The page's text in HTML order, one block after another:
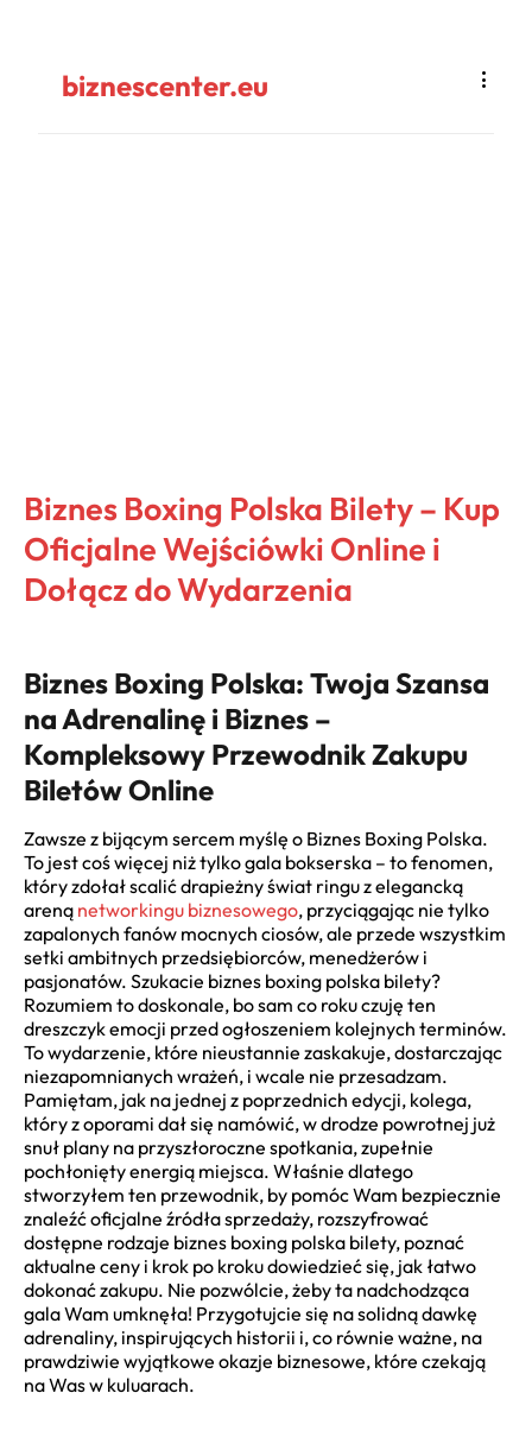
biznescenter.eu
Biznes Boxing Polska Bilety – Kup
Oficjalne Wejściówki Online i
Dołącz do Wydarzenia
Biznes Boxing Polska: Twoja Szansa
na Adrenalinę i Biznes –
Kompleksowy Przewodnik Zakupu
Biletów Online
Zawsze z bijącym sercem myślę o Biznes Boxing Polska.
To jest coś więcej niż tylko gala bokserska – to fenomen,
który zdołał scalić drapieżny świat ringu z elegancką
areną networkingu biznesowego, przyciągając nie tylko
zapalonych fanów mocnych ciosów, ale przede wszystkim
setki ambitnych przedsiębiorców, menedżerów i
pasjonatów. Szukacie biznes boxing polska bilety?
Rozumiem to doskonale, bo sam co roku czuję ten
dreszczyk emocji przed ogłoszeniem kolejnych terminów.
To wydarzenie, które nieustannie zaskakuje, dostarczając
niezapomnianych wrażeń, i wcale nie przesadzam.
Pamiętam, jak na jednej z poprzednich edycji, kolega,
który z oporami dał się namówić, w drodze powrotnej już
snuł plany na przyszłoroczne spotkania, zupełnie
pochłonięty energią miejsca. Właśnie dlatego
stworzyłem ten przewodnik, by pomóc Wam bezpiecznie
znaleźć oficjalne źródła sprzedaży, rozszyfrować
dostępne rodzaje biznes boxing polska bilety, poznać
aktualne ceny i krok po kroku dowiedzieć się, jak łatwo
dokonać zakupu. Nie pozwólcie, żeby ta nadchodząca
gala Wam umknęła! Przygotujcie się na solidną dawkę
adrenaliny, inspirujących historii i, co równie ważne, na
prawdziwie wyjątkowe okazje biznesowe, które czekają
na Was w kuluarach.